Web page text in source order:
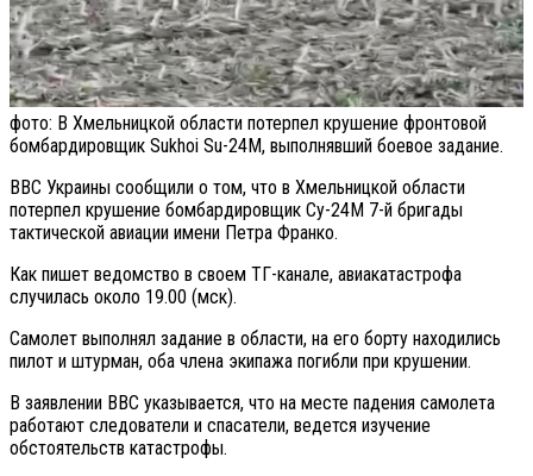
фото: В Хмельницкой области потерпел крушение фронтовой
бомбардировщик Sukhoi Su-24M, выполнявший боевое задание.
ВВС Украины сообщили о том, что в Хмельницкой области
потерпел крушение бомбардировщик Су-24М 7-й бригады
тактической авиации имени Петра Франко.
Как пишет ведомство в своем ТГ-канале, авиакатастрофа
случилась около 19.00 (мск).
Самолет выполнял задание в области, на его борту находились
пилот и штурман, оба члена экипажа погибли при крушении.
В заявлении ВВС указывается, что на месте падения самолета
работают следователи и спасатели, ведется изучение
обстоятельств катастрофы.